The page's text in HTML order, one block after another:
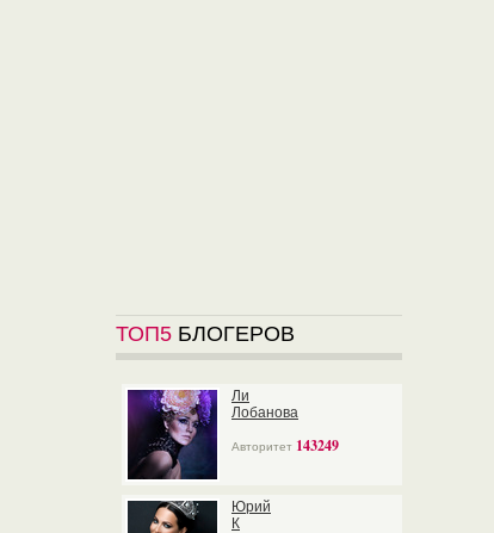
ТОП5 БЛОГЕРОВ
Ли
Лобанова
Авторитет 143249
Юрий
К